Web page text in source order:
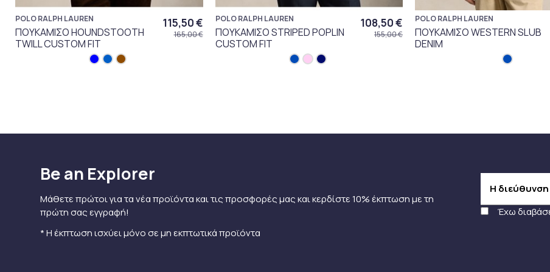
POLO RALPH LAUREN
ΠΟΥΚΑΜΙΣΟ HOUNDSTOOTH
TWILL CUSTOM FIT
115,50 €
165,00 €
POLO RALPH LAUREN
ΠΟΥΚΑΜΙΣΟ STRIPED POPLIN
CUSTOM FIT
108,50 €
155,00 €
POLO RALPH LAUREN
ΠΟΥΚΑΜΙΣΟ WESTERN SLUB
DENIM
Be an Explorer
Μάθετε πρώτοι για τα νέα προϊόντα και τις προσφορές μας και κερδίστε 10% έκπτωση με τη
πρώτη σας εγγραφή!
* Η έκπτωση ισχύει μόνο σε μη εκπτωτικά προϊόντα
Έχω